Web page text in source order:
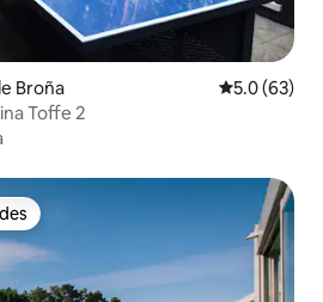
Broña Calificación
5.0 (63)
Toffe 2